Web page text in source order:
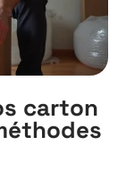
carton